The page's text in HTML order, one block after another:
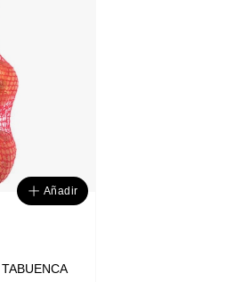
Añadir
cebolla de agricultura ecológica TABUENCA